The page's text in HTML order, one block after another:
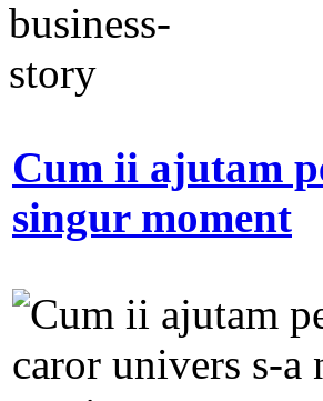
Cum ii ajutam
singur moment